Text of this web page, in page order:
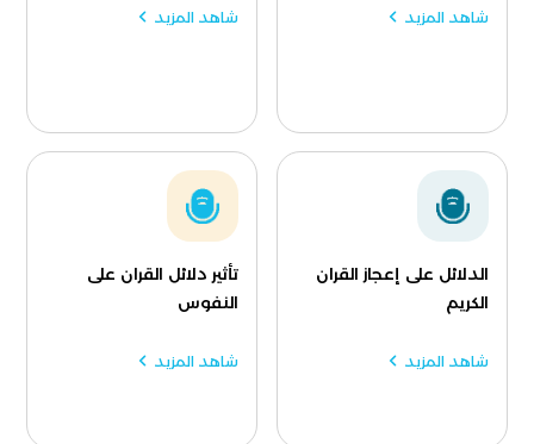
شاهد المزيد شاهد المزيد
الدلائل على إعجاز القران
الكريم
شاهد المزيد
تأثير دلائل القران على
النفوس
شاهد المزيد